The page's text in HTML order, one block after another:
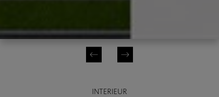
INTERIEUR